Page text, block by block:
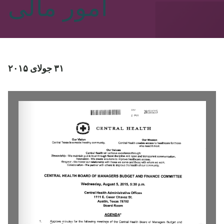
امور مالی
۳۱ جولای ۲۰۱۵